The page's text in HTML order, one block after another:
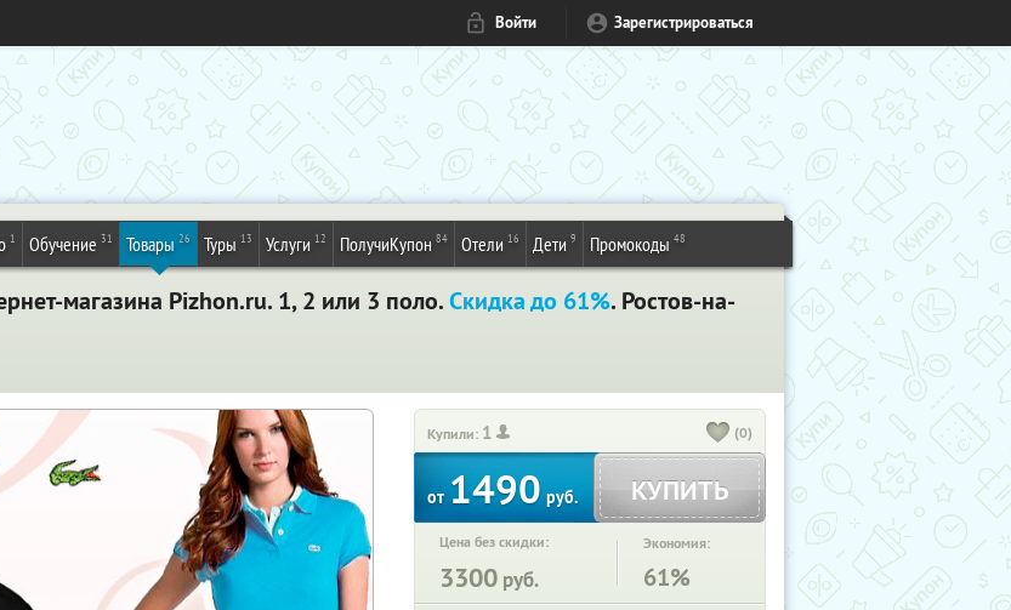
Войти Зарегистрироваться
1 Обучение 31 Товары 26 Туры 13 Услуги 12 ПолучиКупон 84 Отели 16 Дети 9 Промокоды 48
магазина Pizhon.ru. 1, 2 или 3 поло.Скидка до 61%. Ростов-на-
Купили: 1 (0)
от 1490 руб. КУПИТЬ
Цена без скидки:
3300 руб.
Экономия:
61%